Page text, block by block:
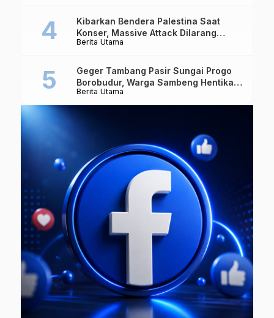
Berita Utama
Kibarkan Bendera Palestina Saat
Konser, Massive Attack Dilarang
Masuk Singapura Lagi
Berita Utama
Geger Tambang Pasir Sungai Progo
Borobudur, Warga Sambeng Hentikan
Alat Berat dan Usir Truk